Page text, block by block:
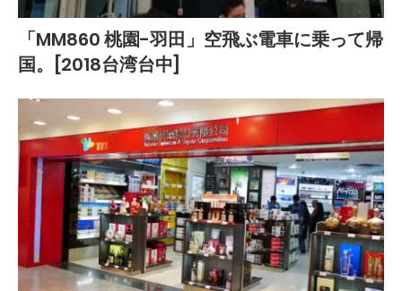
「MM860 桃園-羽田」空飛ぶ電車に乗って帰
国。[2018台湾台中]